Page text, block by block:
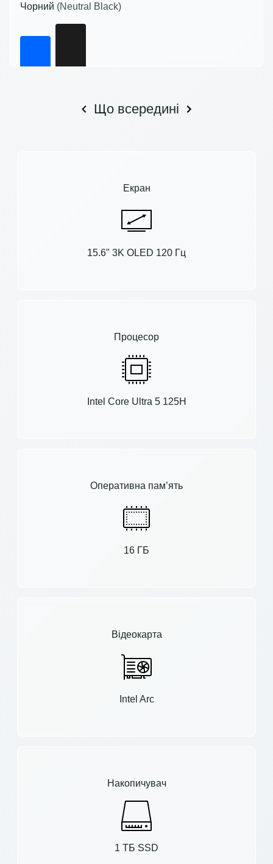
Чорний (Neutral Black)
Що всередині
Екран
15.6" 3K OLED 120 Гц
Процесор
Intel Core Ultra 5 125H
Оперативна пам’ять
16 ГБ
Відеокарта
Intel Arc
Накопичувач
1 ТБ SSD